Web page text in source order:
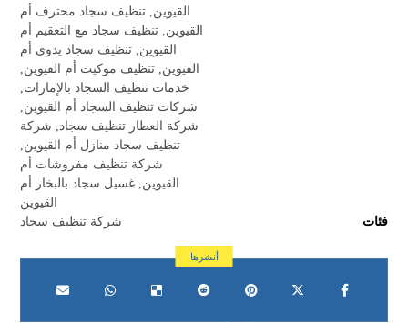
القيوين تنظيف سجاد محترف أم
القيوين تنظيف سجاد مع التعقيم أم
القيوين تنظيف سجاد يدوي أم
القيوين تنظيف موكيت أم القيوين
خدمات تنظيف السجاد بالإمارات
شركات تنظيف السجاد أم القيوين
شركة العطار تنظيف سجاد
شركة
تنظيف سجاد منازل أم القيوين
شركة تنظيف مفروشات أم
القيوين غسيل سجاد بالبخار أم
القيوين
فئات
شركة تنظيف سجاد